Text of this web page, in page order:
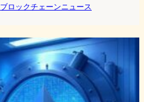
ブロックチェーンニュース